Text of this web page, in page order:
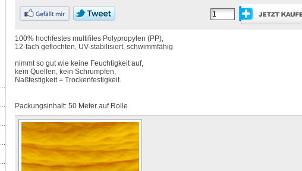
100% hochfestes multifiles Polypropylen (PP),
12-fach geflochten, UV-stabilisiert, schwimmfähig
nimmt so gut wie keine Feuchtigkeit auf,
kein Quellen, kein Schrumpfen,
Naßfestigkeit = Trockenfestigkeit.
Packungsinhalt: 50 Meter auf Rolle